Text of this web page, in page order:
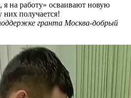
на работу» осваивают новую
них получается!
гранта Москва-добрый